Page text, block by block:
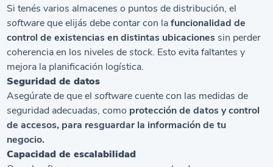
Si tenés varios almacenes o puntos de distribución, el
softwareque elijás debe contar con lafuncionalidad de
control de existencias en distintas ubicaciones sin perder
coherencia en los niveles destock. Esto evita faltantes y
mejora la planificación logística.
Seguridad de datos
Asegúrate de que el softwarecuente con las medidas de
seguridad adecuadas, como protección de datos y control
de accesos, para resguardar la información de tu
negocio.
Capacidad de escalabilidad